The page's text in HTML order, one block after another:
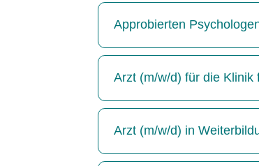
Approbierten
Arzt (m/w/d) für die Klinik
Arzt (m/w/d) in